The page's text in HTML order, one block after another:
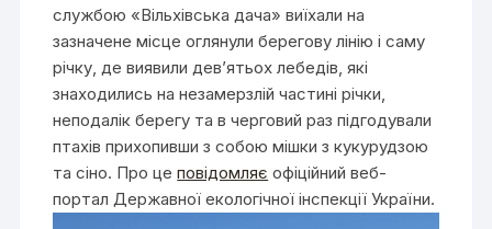
службою «Вільхівська дача» виїхали на
зазначене місце оглянули берегову лінію і саму
річку, де виявили девʼятьох лебедів, які
знаходились на незамерзлій частині річки,
неподалік берегу та в черговий раз підгодували
птахів прихопивши з собою мішки з кукурудзою
та сіно. Про цеповідомляє офіційний веб-
портал Державної екологічної інспекції України.